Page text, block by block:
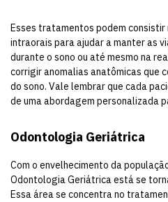
Esses tratamentos podem
intraorais para ajudar a manter as
durante o sono ou até mesmo na
corrigir anomalias anatômicas que
do sono. Vale lembrar que cada
de uma abordagem personalizada
Odontologia Geriátrica
Com o envelhecimento da
Odontologia Geriátrica está se
Essa área se concentra no